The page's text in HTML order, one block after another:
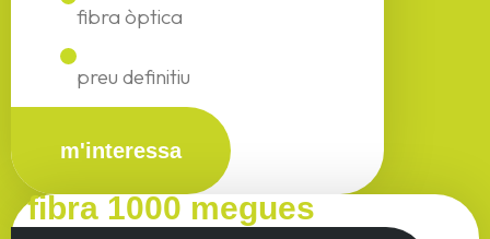
fibra òptica
preu definitiu
m'interessa
fibra 1000 megues